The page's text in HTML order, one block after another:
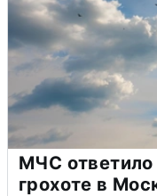
МЧС
грохоте в